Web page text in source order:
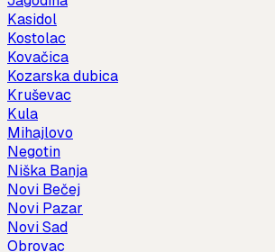
Kasidol
Kostolac
Kovačica
Kozarska dubica
Kruševac
Kula
Mihajlovo
Negotin
Niška Banja
Novi Bečej
Novi Pazar
Novi Sad
Obrovac